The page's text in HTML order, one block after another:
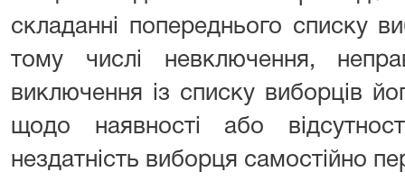
складанні попереднього списку
тому числі невключення,
виключення із списку виборців
щодо наявності або
нездатність виборця самостійно